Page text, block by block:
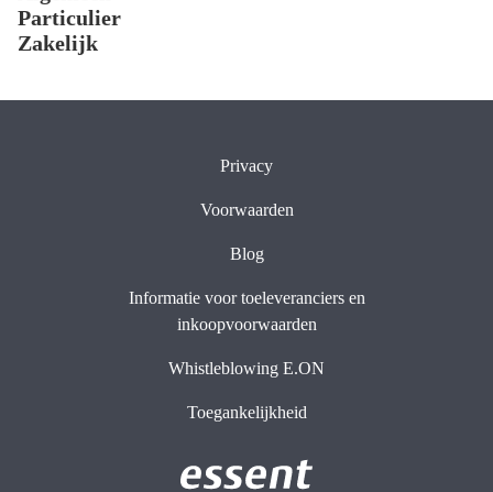
Particulier
Zakelijk
Privacy
Voorwaarden
Blog
Informatie voor toeleveranciers en
inkoopvoorwaarden
Whistleblowing E.ON
Toegankelijkheid